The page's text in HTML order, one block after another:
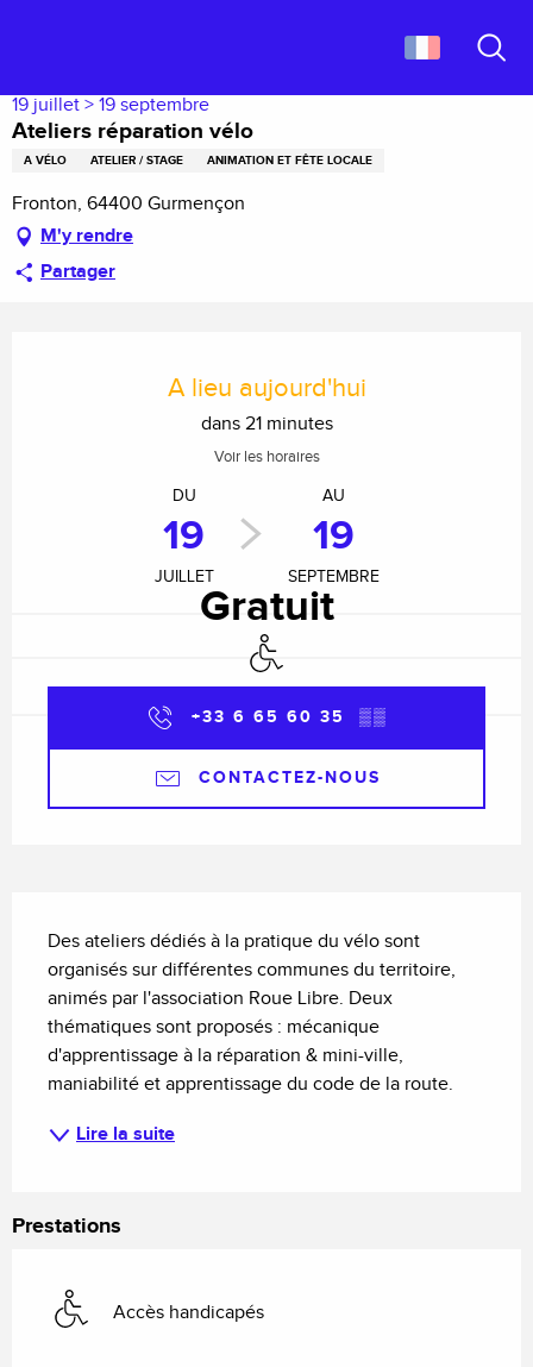
principal
19 juillet > 19 septembre
Ateliers réparation vélo
A VÉLO ATELIER / STAGE ANIMATION ET FÊTE LOCALE
Fronton, 64400 Gurmençon
M'y rendre
Partager
A lieu aujourd'hui
dans 21 minutes
Voir les horaires
DU
19
JUILLET
AU
19
SEPTEMBRE
Gratuit
Accès handicapés
+33 6 65 60 35 ▒▒
CONTACTEZ-NOUS
Des ateliers dédiés à la pratique du vélo sont
organisés sur différentes communes du territoire,
animés par l'association Roue Libre. Deux
thématiques sont proposés : mécanique
d'apprentissage à la réparation & mini-ville,
maniabilité et apprentissage du code de la route.
Lire la suite
Prestations
Accès handicapés